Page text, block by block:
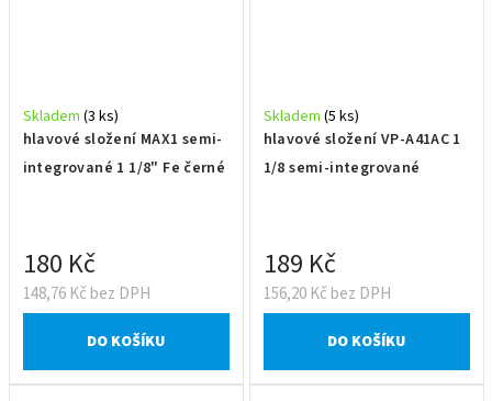
hlavové složení MAX1 semi-
integrované 1 1/8" Fe černé
Skladem (3 ks)
148,76 Kč bez DPH
180 Kč
DO KOŠÍKU
hlavové složení VP-A41AC 1
1/8 semi-integrované
Skladem (5 ks)
156,20 Kč bez DPH
189 Kč
DO KOŠÍKU